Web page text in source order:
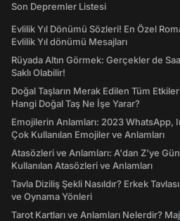
Son Depremler Listesi
Evlilik Yıl Dönümü Sözleri! En Özel
Evlilik Yıl dönümü Mesajları
Rüyada Altın Görmek: Gerçekler de
Saklı Olabilir!
Doğal Taşların Merak Edilen Tüm
Hangi Doğal Taş Ne İşe Yarar?
Emojilerin Anlamları: 2023 WhatsApp,
Çok Kullanılan Emojiler ve Anlamları
Atasözleri ve Anlamları: A'dan Z'ye
Kullanılan Atasözleri ve Anlamları
Tavla Diziliş Şekli Nasıldır? Erkek
ve Oynama Yönleri
Tarot Kartları ve Anlamları Nelerdir?